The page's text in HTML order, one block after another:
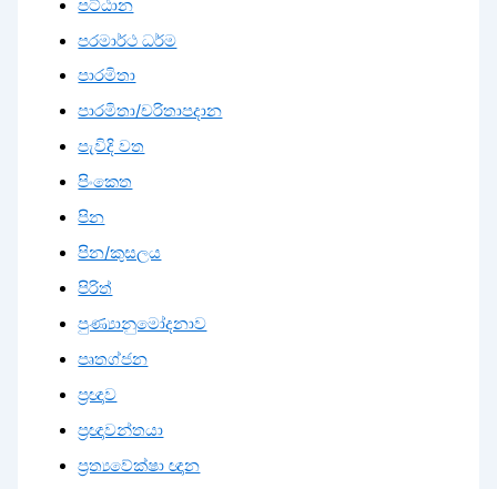
පට්ඨාන
පරමාර්ථ ධර්ම
පාරමිතා
පාරමිතා/චරිතාපදාන
පැවිදි වත
පිංකෙත
පින
පින/කුසලය
පිරිත්
පුණ්‍යානුමෝදනාව
පෘතග්ජන
ප්‍රඥාව
ප්‍රඥාවන්තයා
ප්‍රත්‍යවේක්ෂා ඥාන